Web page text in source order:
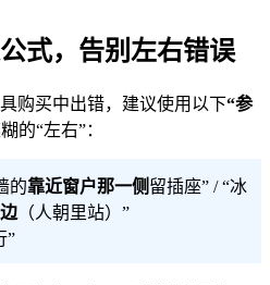
式，告别左右错误
购买中出错，建议使用以下“参
的“左右”：
的靠近窗户那一侧 留插座” / “冰
（人朝里站）”
”